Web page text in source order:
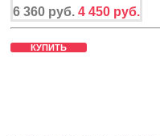
6 360 руб. 4 450 руб.
КУПИТЬ